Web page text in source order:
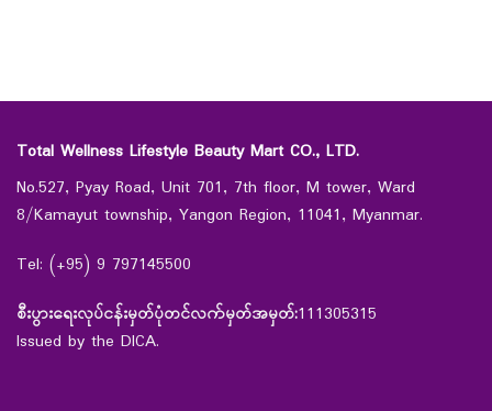
Total Wellness Lifestyle Beauty Mart CO., LTD.
No.527, Pyay Road, Unit 701, 7th floor, M tower, Ward
8/Kamayut township, Yangon Region, 11041, Myanmar.
Tel: (+95) 9 797145500
စီးပွားရေးလုပ်ငန်းမှတ်ပုံတင်လက်မှတ်အမှတ်:111305315
Issued by the DICA.